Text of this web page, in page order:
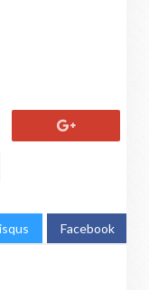
Facebook